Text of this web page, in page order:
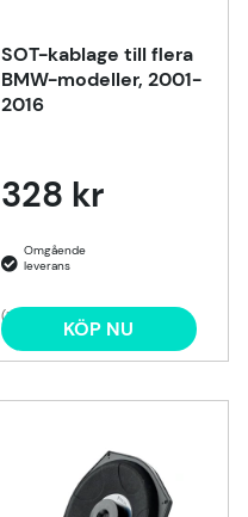
SOT-kablage till flera
BMW-modeller, 2001-
2016
328 kr
(1) KÖP NU